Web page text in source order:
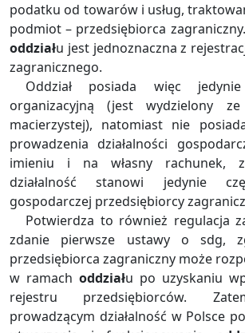
podatku od towarów i usług,
podmiot – przedsiębiorca
oddziału jest jednoznaczna z
zagranicznego.
Oddział posiada więc jedynie
organizacyjną (jest wydzielony
macierzystej), natomiast nie
prowadzenia działalności
imieniu i na własny rachunek,
działalność stanowi jedynie
gospodarczej przedsiębiorcy
Potwierdza to również regulacja
zdanie pierwsze ustawy o sdg,
przedsiębiorca zagraniczny może
w ramach oddziału po uzyskaniu
rejestru przedsiębiorców.
prowadzącym działalność w Polsce